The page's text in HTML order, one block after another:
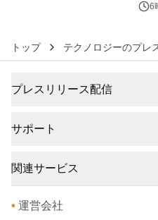
6
トップ テクノロジーのプレ
プレスリリース配信
サポート
関連サービス
• 運営会社